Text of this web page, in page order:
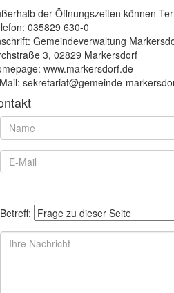
der Öffnungszeiten können
035829 630-0
Gemeindeverwaltung
3, 02829 Markersdorf
www.markersdorf.de
sekretariat@gemeinde-
Betreff: